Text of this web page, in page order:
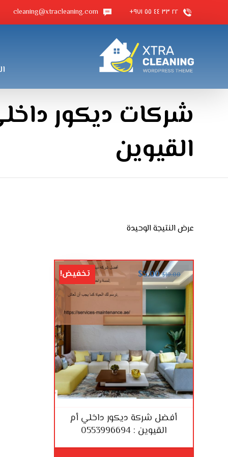
٢٢ ٣٣ ٤٤ ٥٥ ٩٧١+ cleaning@xtracleaning.com
شركات ديكور
القيوين
عرض النتيجة الوحيدة
أفضل شركة ديكور داخلي أم
القيوين : 0553996694
$10.00
$5.00 تخفيض!